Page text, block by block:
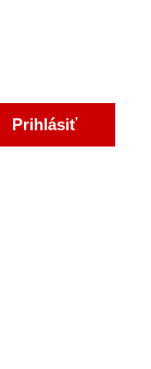
Prihlásiť